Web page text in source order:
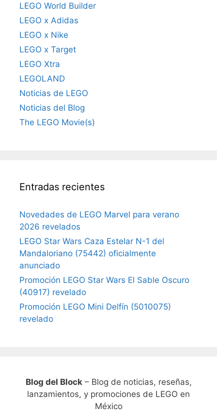
LEGO World Builder
LEGO x Adidas
LEGO x Nike
LEGO x Target
LEGO Xtra
LEGOLAND
Noticias de LEGO
Noticias del Blog
The LEGO Movie(s)
Entradas recientes
Novedades de LEGO Marvel para verano
2026 revelados
LEGO Star Wars Caza Estelar N-1 del
Mandaloriano (75442) oficialmente
anunciado
Promoción LEGO Star Wars El Sable Oscuro
(40917) revelado
Promoción LEGO Mini Delfín (5010075)
revelado
Blog del Block– Blog de noticias, reseñas,
lanzamientos, y promociones de LEGO en
México